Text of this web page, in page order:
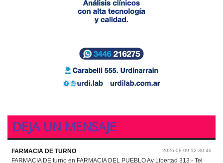
DEJA UN MENSAJE